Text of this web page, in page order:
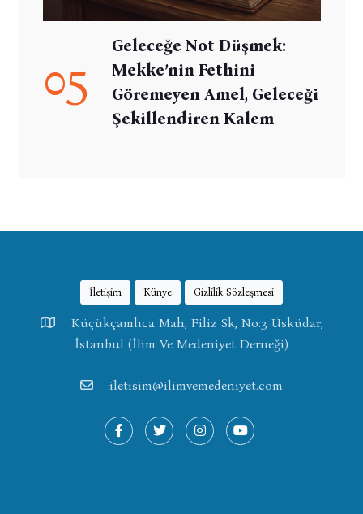
05
Geleceğe Not Düşmek:
Mekke’nin Fethini
Göremeyen Amel, Geleceği
Şekillendiren Kalem
İletişim Künye Gizlilik Sözleşmesi
Küçükçamlıca Mah, Filiz Sk, No:3 Üsküdar,
İstanbul (İlim Ve Medeniyet Derneği)
iletisim@ilimvemedeniyet.com